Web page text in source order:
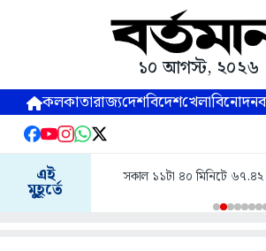
১০ আগস্ট, ২০২৬
কলকাতারাজ্যদেশবিদেশখেলাবিনোদন
এই
মুহূর্তে
সকাল ১১টা ৪০ মিনিটে